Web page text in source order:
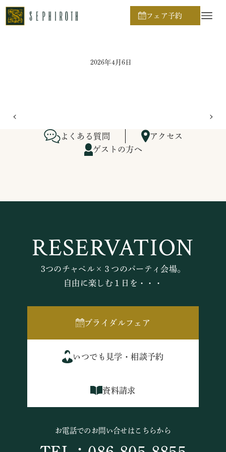
フェア予約
ホーム
2026年4月6日
よくある質問
アクセス
ゲストの方へ
RESERVATION
3つのチャペル×３つのパーティ会場。
自由に楽しむ１日を・・・
ブライダルフェア
いつでも見学・相談予約
資料請求
お電話でのお問い合せはこちらから